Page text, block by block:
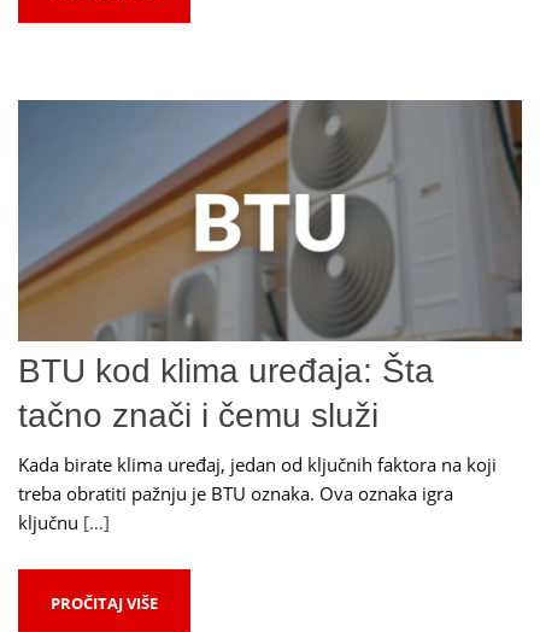
BTU kod klima uređaja: Šta
tačno znači i čemu služi
Kada birate klima uređaj, jedan od ključnih faktora na koji
treba obratiti pažnju je BTU oznaka. Ova oznaka igra
ključnu […]
PROČITAJ VIŠE